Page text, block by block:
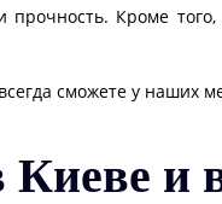
Кроме
сможете у наших
Киеве и